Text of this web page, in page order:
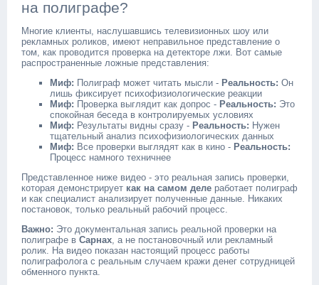
на полиграфе?
Многие клиенты, наслушавшись телевизионных шоу или
рекламных роликов, имеют неправильное представление о
том, как проводится проверка на детекторе лжи. Вот самые
распространенные ложные представления:
Миф: Полиграф может читать мысли - Реальность: Он
лишь фиксирует психофизиологические реакции
Миф: Проверка выглядит как допрос - Реальность: Это
спокойная беседа в контролируемых условиях
Миф: Результаты видны сразу - Реальность: Нужен
тщательный анализ психофизиологических данных
Миф: Все проверки выглядят как в кино - Реальность:
Процесс намного техничнее
Представленное ниже видео - это реальная запись проверки,
которая демонстрирует как на самом деле работает полиграф
и как специалист анализирует полученные данные. Никаких
постановок, только реальный рабочий процесс.
Важно: Это документальная запись реальной проверки на
полиграфе в Сарнах, а не постановочный или рекламный
ролик. На видео показан настоящий процесс работы
полиграфолога с реальным случаем кражи денег сотрудницей
обменного пункта.